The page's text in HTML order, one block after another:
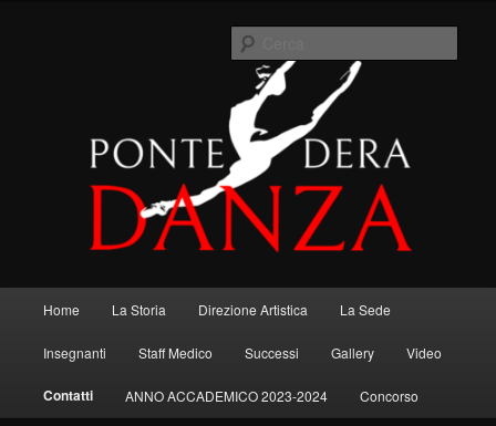
smetterò di vivere" ….. R. Nureyev.
principale
Home La Storia Direzione Artistica La Sede
Insegnanti Staff Medico Successi Gallery Video
Contatti ANNO ACCADEMICO 2023-2024 Concorso